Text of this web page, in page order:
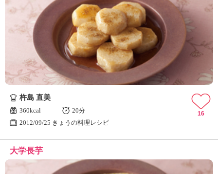
杵島 直美
360kcal
20分
2012/09/25 きょうの料理レシピ
16
大学長芋